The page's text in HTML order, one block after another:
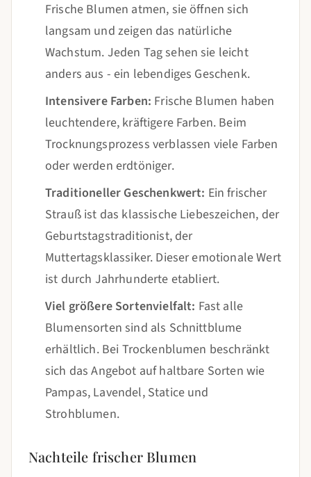
Frische Blumen atmen, sie öffnen sich
langsam und zeigen das natürliche
Wachstum. Jeden Tag sehen sie leicht
anders aus - ein lebendiges Geschenk.
Intensivere Farben: Frische Blumen haben
leuchtendere, kräftigere Farben. Beim
Trocknungsprozess verblassen viele Farben
oder werden erdtöniger.
Traditioneller Geschenkwert: Ein frischer
Strauß ist das klassische Liebeszeichen, der
Geburtstagstraditionist, der
Muttertagsklassiker. Dieser emotionale Wert
ist durch Jahrhunderte etabliert.
Viel größere Sortenvielfalt: Fast alle
Blumensorten sind als Schnittblume
erhältlich. Bei Trockenblumen beschränkt
sich das Angebot auf haltbare Sorten wie
Pampas, Lavendel, Statice und
Strohblumen.
Nachteile frischer Blumen